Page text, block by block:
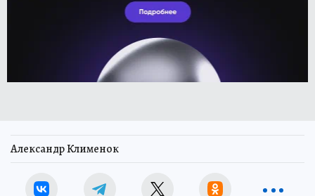
Александр Клименок